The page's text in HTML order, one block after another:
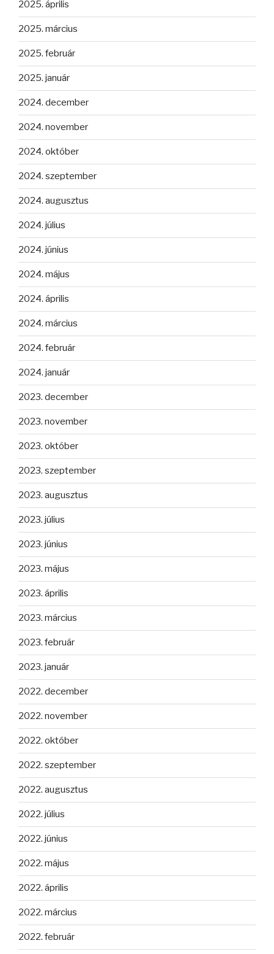
2025. április
2025. március
2025. február
2025. január
2024. december
2024. november
2024. október
2024. szeptember
2024. augusztus
2024. július
2024. június
2024. május
2024. április
2024. március
2024. február
2024. január
2023. december
2023. november
2023. október
2023. szeptember
2023. augusztus
2023. július
2023. június
2023. május
2023. április
2023. március
2023. február
2023. január
2022. december
2022. november
2022. október
2022. szeptember
2022. augusztus
2022. július
2022. június
2022. május
2022. április
2022. március
2022. február